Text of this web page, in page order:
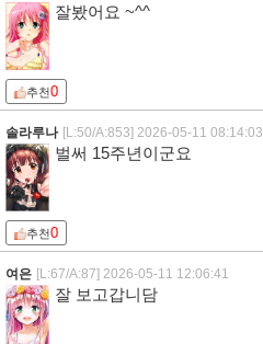
잘봤어요 ~^^
추천0
솔라루나 [L:50/A:853] 2026-05-11 08:14:03
벌써 15주년이군요
추천0
여은 [L:67/A:87] 2026-05-11 12:06:41
잘 보고갑니담